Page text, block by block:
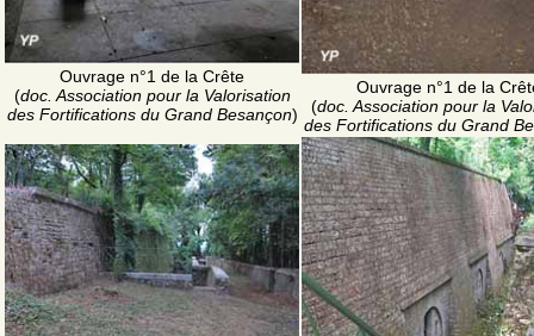
Ouvrage n°1 de la Crête
(doc. Association pour la Valorisation
des Fortifications du Grand Besançon)
Ouvrage n°1 de la
(doc. Association pour la
des Fortifications du Grand